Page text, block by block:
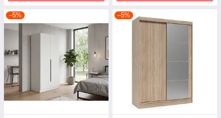
–5% –5%